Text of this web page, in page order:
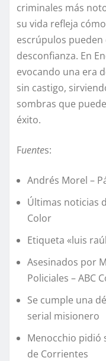
criminales más
su vida refleja
escrúpulos
desconfianza. En
evocando una era
sin castigo,
sombras que
éxito.
Fuentes:
Andrés Morel –
Últimas noticias
Color
Etiqueta «luis
Asesinados por
Policiales – ABC
Se cumple una
serial misionero
Menocchio pidió
de Corrientes